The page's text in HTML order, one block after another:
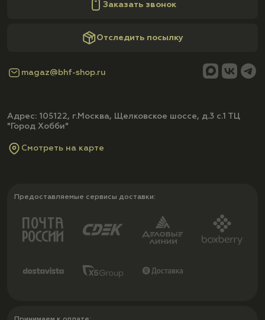
Заказать звонок
Отследить посылку
magaz@bhf-shop.ru
Адрес: 105122, г.Москва, Щелковское шоссе, д.3 с.1 ТЦ
"Город Хобби"
Смотреть на карте
Предоставляемые сервисы доставки: